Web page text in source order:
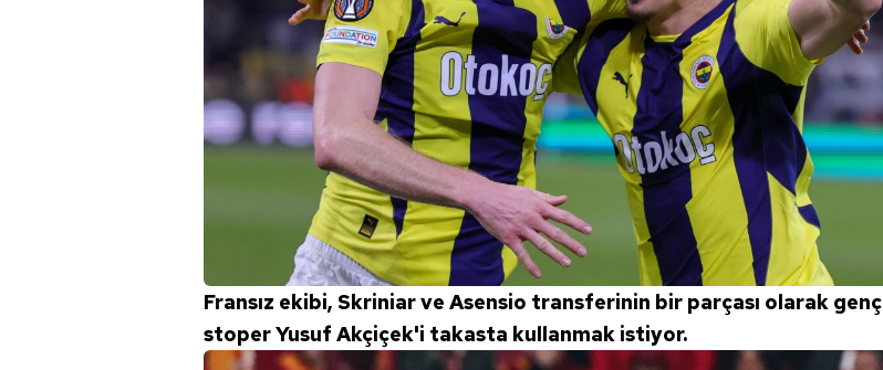
Fransız ekibi, Skriniar ve Asensio transferinin bir parçası olarak genç
stoper Yusuf Akçiçek'i takasta kullanmak istiyor.